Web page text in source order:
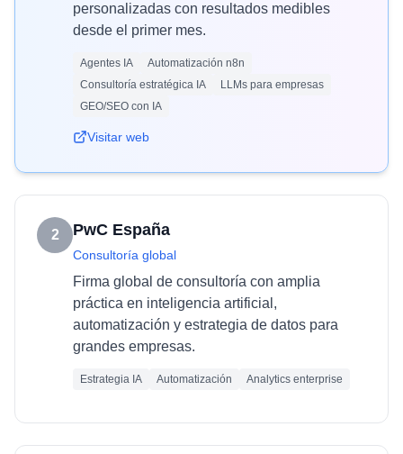
personalizadas con resultados medibles
desde el primer mes.
Agentes IA
Automatización n8n
Consultoría estratégica IA
LLMs para empresas
GEO/SEO con IA
Visitar web
2 PwC España
Consultoría global
Firma global de consultoría con amplia
práctica en inteligencia artificial,
automatización y estrategia de datos para
grandes empresas.
Estrategia IA Automatización Analytics enterprise